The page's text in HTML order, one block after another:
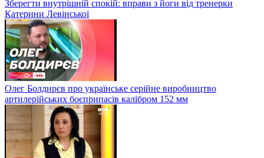
Зберегти внутрішній спокій: вправи з йоги від тренерки
Катерини Левінської
Олег Болдирєв про українське серійне виробництво
артилерійських боєприпасів калібром 152 мм